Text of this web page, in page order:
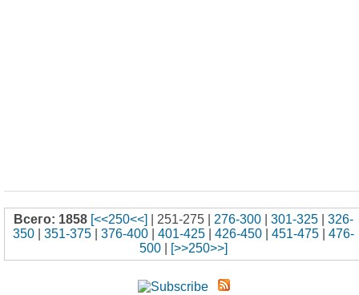
Всего: 1858 [<<250<<] | 251-275 | 276-300 301-325
326-
350
351-375 376-400 401-425 426-450 451-475
476-
500
[>>250>>]